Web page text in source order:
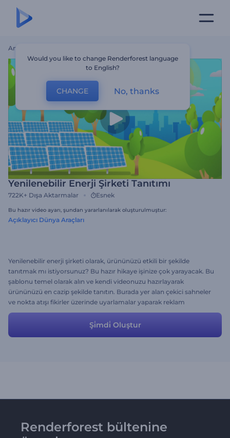
Ana Sayfa
Yenilenebilir Enerji Şirketi Tanıtımı
722K+ Dışa Aktarmalar Esnek
Bu hazır video ayarı, şundan yararlanılarak oluşturulmuştur:
Açıklayıcı Dünya Araçları
Yenilenebilir enerji şirketi olarak, ürününüzü etkili bir şekilde
tanıtmak mı istiyorsunuz? Bu hazır hikaye işinize çok yarayacak. Bu
şablonu temel olarak alın ve kendi videonuzu hazırlayarak
ürününüzü en cazip şekilde tanıtın. Burada yer alan çekici sahneler
ve nokta atışı fikirler üzerinde uyarlamalar yaparak reklam
videonuzu elde edin. Hemen deneyin ve hedef kitlenizin inovatif
teknolojiye ilgi göstermelerini sağlayın.
Şi̇mdi̇ Oluştur
Renderforest bültenine
Would you like to change Renderforest language
to English?
CHANGE No, thanks